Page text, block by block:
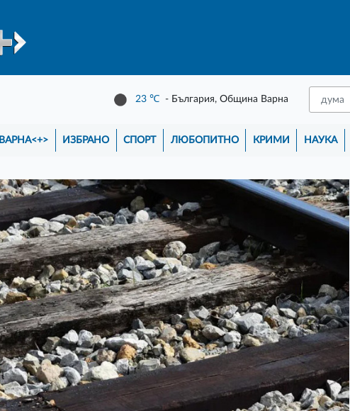
23 ℃ - България, Община Варна
ВАРНА<+> ИЗБРАНО СПОРТ ЛЮБОПИТНО КРИМИ НАУКА